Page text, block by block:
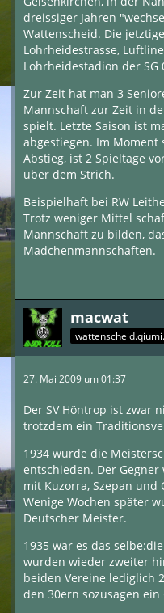
dreissiger Jahren
Wattenscheid. Die
Lohrheidestrasse,
Lohrheidestadion der SG
Zur Zeit hat man 3
Mannschaft zur Zeit in
spielt. Letzte Saison ist
abgestiegen. Im
Abstieg, ist 2 Spieltage
über dem Strich.
Beispielhaft bei RW
Trotz weniger Mittel
Mannschaft zu bilden,
Mädchenmannschaften.
macwat
27. Mai 2009 um 01:37
Der SV Höntrop ist zwar
trotzdem ein
1934 wurde die
entschieden. Der Gegner
mit Kuzorra, Szepan und
Wenige Wochen später
Deutscher Meister.
1935 war es das
wurden wieder zweiter
beiden Vereine lediglich
den 30ern sozusagen ein